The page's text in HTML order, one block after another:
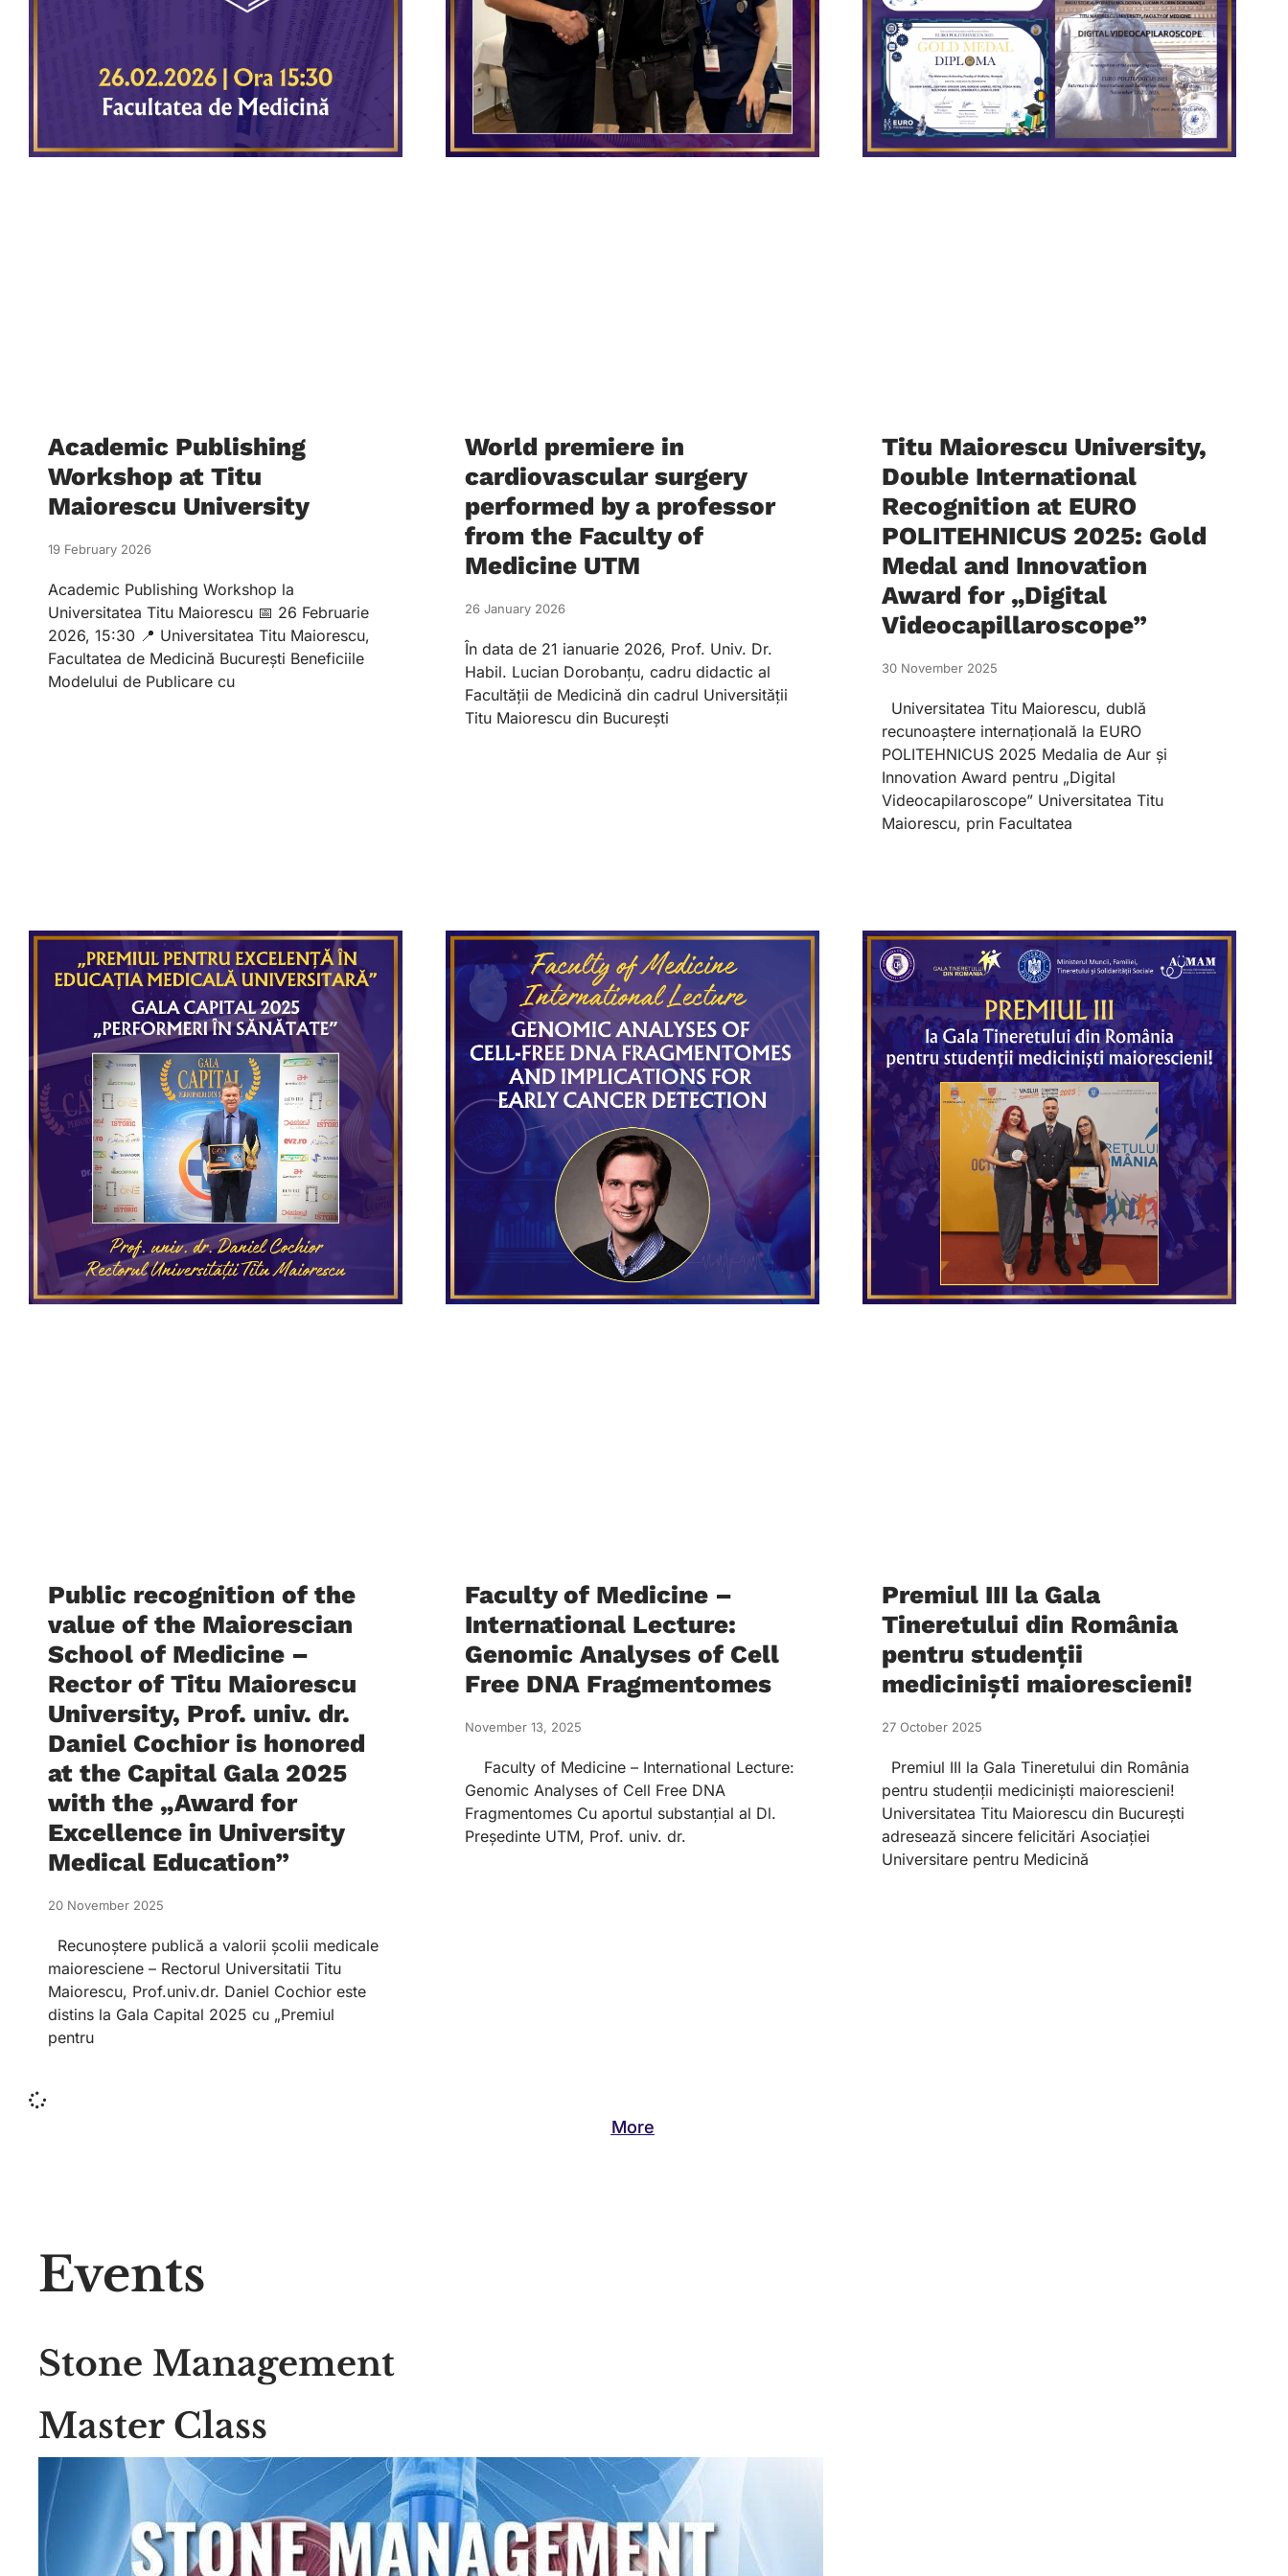
Academic Publishing
Workshop at Titu
Maiorescu University
19 February 2026
Academic Publishing Workshop la
Universitatea Titu Maiorescu 📅 26 Februarie
2026, 15:30 📍 Universitatea Titu Maiorescu,
Facultatea de Medicină București Beneficiile
Modelului de Publicare cu
World premiere in
cardiovascular surgery
performed by a professor
from the Faculty of
Medicine UTM
26 January 2026
În data de 21 ianuarie 2026, Prof. Univ. Dr.
Habil. Lucian Dorobanțu, cadru didactic al
Facultății de Medicină din cadrul Universității
Titu Maiorescu din București
Titu Maiorescu University,
Double International
Recognition at EURO
POLITEHNICUS 2025: Gold
Medal and Innovation
Award for „Digital
Videocapillaroscope”
30 November 2025
Universitatea Titu Maiorescu, dublă
recunoaștere internațională la EURO
POLITEHNICUS 2025 Medalia de Aur și
Innovation Award pentru „Digital
Videocapilaroscope” Universitatea Titu
Maiorescu, prin Facultatea
Public recognition of the
value of the Maiorescian
School of Medicine –
Rector of Titu Maiorescu
University, Prof. univ. dr.
Daniel Cochior is honored
at the Capital Gala 2025
with the „Award for
Excellence in University
Medical Education”
20 November 2025
Recunoștere publică a valorii școlii medicale
maioresciene – Rectorul Universitatii Titu
Maiorescu, Prof.univ.dr. Daniel Cochior este
distins la Gala Capital 2025 cu „Premiul
pentru
Faculty of Medicine –
International Lecture:
Genomic Analyses of Cell
Free DNA Fragmentomes
November 13, 2025
Faculty of Medicine – International Lecture:
Genomic Analyses of Cell Free DNA
Fragmentomes Cu aportul substanțial al Dl.
Președinte UTM, Prof. univ. dr.
Premiul III la Gala
Tineretului din România
pentru studenții
mediciniști maiorescieni!
27 October 2025
Premiul III la Gala Tineretului din România
pentru studenții mediciniști maiorescieni!
Universitatea Titu Maiorescu din București
adresează sincere felicitări Asociației
Universitare pentru Medicină
More
Events
Stone Management
Master Class